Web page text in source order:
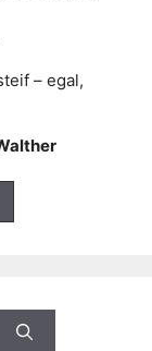
– egal,